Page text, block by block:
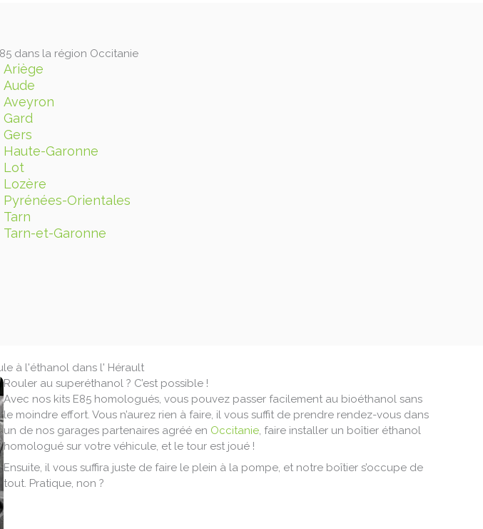
dans la région Occitanie
Ariège
Aude
Aveyron
Gard
Gers
Haute-Garonne
Lot
Lozère
Pyrénées-Orientales
Tarn
Tarn-et-Garonne
à l'éthanol dans l' Hérault
Rouler au superéthanol ? C’est possible !
Avec nos kits E85 homologués, vous pouvez passer facilement au bioéthanol sans
le moindre effort. Vous n’aurez rien à faire, il vous suffit de prendre rendez-vous dans
un de nos garages partenaires agréé en Occitanie, faire installer un boîtier éthanol
homologué sur votre véhicule, et le tour est joué !
Ensuite, il vous suffira juste de faire le plein à la pompe, et notre boîtier s’occupe de
tout. Pratique, non ?